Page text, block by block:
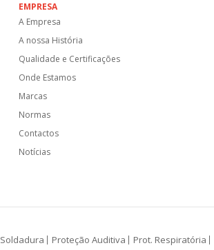
EMPRESA
A Empresa
A nossa História
Qualidade e Certificações
Onde Estamos
Marcas
Normas
Contactos
Notícias
Soldadura Proteção Auditiva Prot. Respiratória